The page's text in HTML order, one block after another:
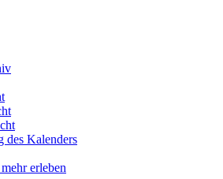
des Kalenders
erleben